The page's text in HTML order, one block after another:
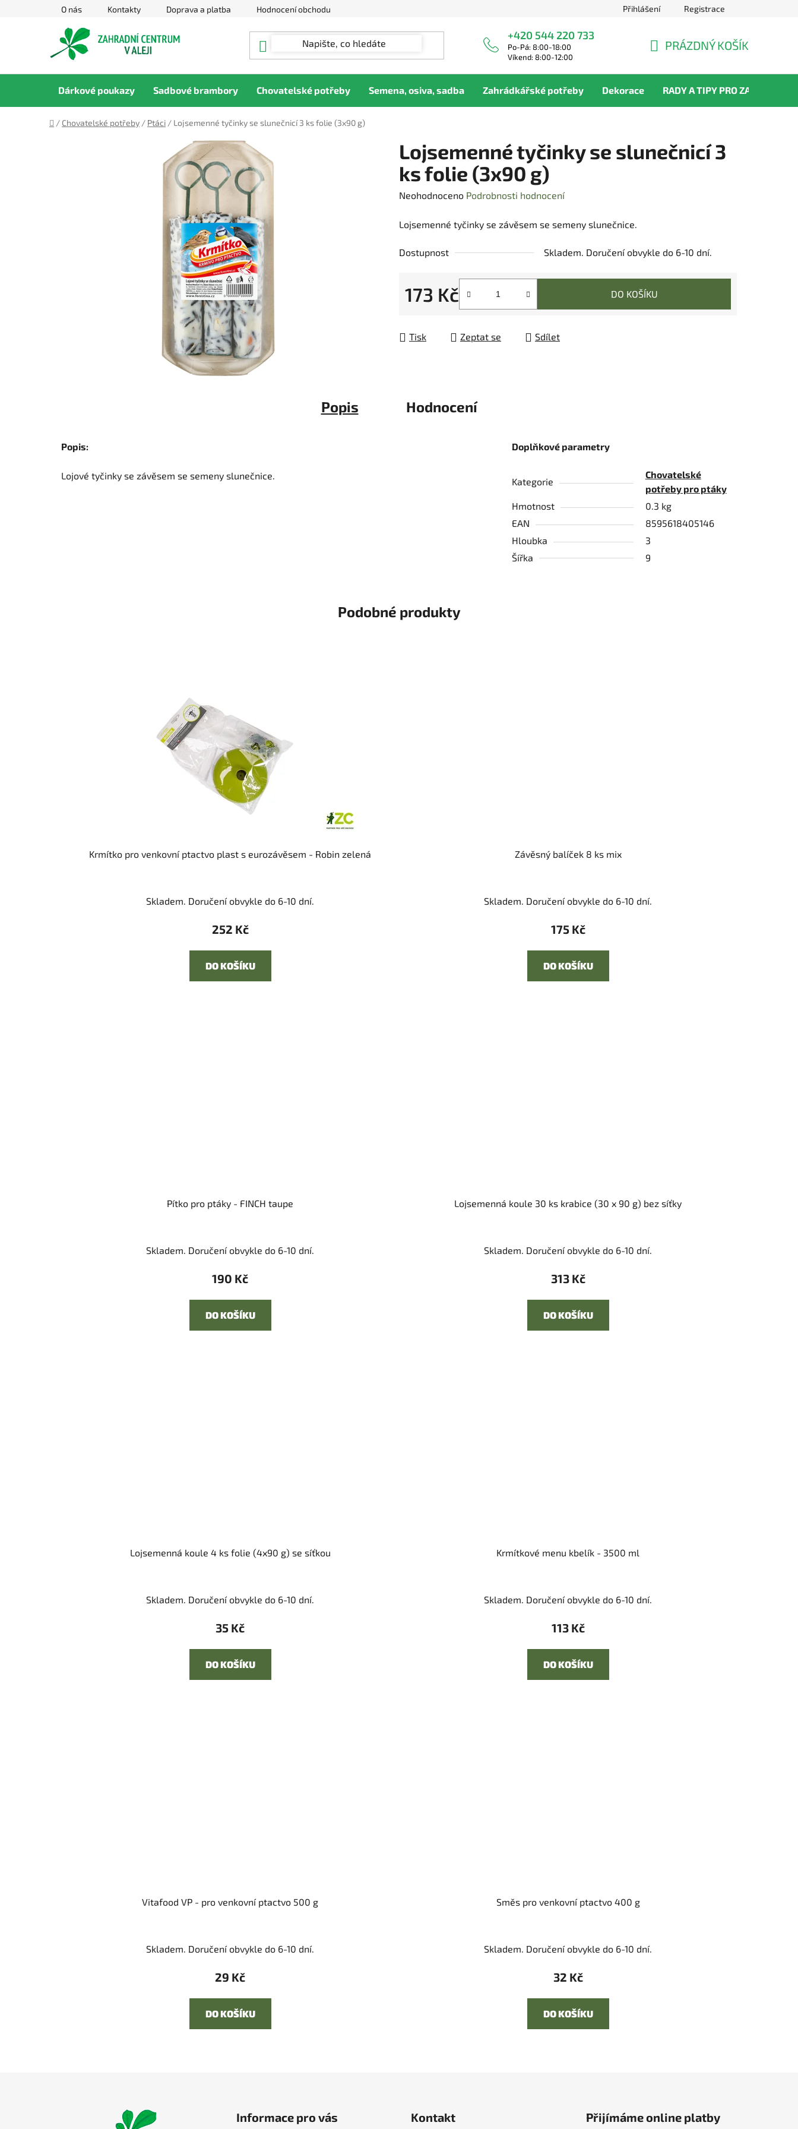
O nás Kontakty Doprava a platba Hodnocení obchodu Přihlášení Registrace
+420 544 220 733
Po-Pá: 8:00-18:00
Víkend: 8:00-12:00
KOŠÍK
PRÁZDNÝ KOŠÍK
Dárkové poukazy Sadbové brambory Chovatelské potřeby Semena, osiva, sadba Zahrádkářské potřeby Dekorace RADY A TIPY PRO ZAHRADNÍKY
Domů
/ Chovatelské potřeby / Ptáci / Lojsemenné tyčinky se slunečnicí 3 ks folie (3x90 g)
Lojsemenné tyčinky se slunečnicí 3
ks folie (3x90 g)
Průměrné
produktu
0,0
Neohodnoceno Podrobnosti hodnocení
Lojsemenné tyčinky se závěsem se semeny slunečnice.
Dostupnost Skladem. Doručení obvykle do 6-10 dní.
173 Kč DO KOŠÍKU
Tisk Zeptat se Sdílet
Popis Hodnocení
Popis:
Lojové tyčinky se závěsem se semeny slunečnice.
Doplňkové parametry
Kategorie
Chovatelské
potřeby pro ptáky
Hmotnost
0.3 kg
EAN
8595618405146
Hloubka
3
Šířka
9
Podobné produkty
Krmítko pro venkovní ptactvo plast s eurozávěsem - Robin zelená
Skladem. Doručení obvykle do 6-10 dní.
252 Kč
DO KOŠÍKU
Závěsný balíček 8 ks mix
Skladem. Doručení obvykle do 6-10 dní.
175 Kč
DO KOŠÍKU
Pítko pro ptáky - FINCH taupe
Skladem. Doručení obvykle do 6-10 dní.
190 Kč
DO KOŠÍKU
Lojsemenná koule 30 ks krabice (30 x 90 g) bez síťky
Skladem. Doručení obvykle do 6-10 dní.
313 Kč
DO KOŠÍKU
Lojsemenná koule 4 ks folie (4x90 g) se síťkou
Skladem. Doručení obvykle do 6-10 dní.
35 Kč
DO KOŠÍKU
Krmítkové menu kbelík - 3500 ml
Skladem. Doručení obvykle do 6-10 dní.
113 Kč
DO KOŠÍKU
Vitafood VP - pro venkovní ptactvo 500 g
Skladem. Doručení obvykle do 6-10 dní.
29 Kč
DO KOŠÍKU
Směs pro venkovní ptactvo 400 g
Skladem. Doručení obvykle do 6-10 dní.
32 Kč
DO KOŠÍKU
Informace pro vás Kontakt Přijímáme online platby